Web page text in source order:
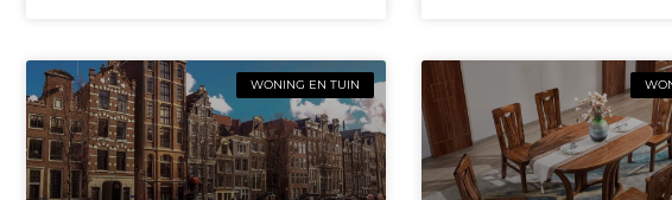
WONING EN TUIN